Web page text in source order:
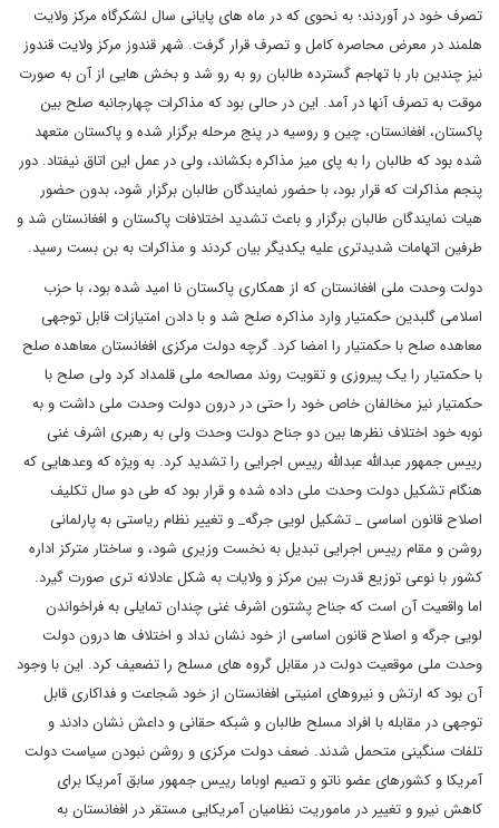
تصرف خود در آوردند؛ به نحوی که در ماه های پایانی سال لشکرگاه مرکز ولایت
هلمند در معرض محاصره کامل و تصرف قرار گرفت. شهر قندوز مرکز ولایت قندوز
نیز چندین بار با تهاجم گسترده طالبان رو به رو شد و بخش هایی از آن به صورت
موقت به تصرف آنها در آمد. این در حالی بود که مذاکرات چهارجانبه صلح بین
پاکستان، افغانستان، چین و روسیه در پنج مرحله برگزار شده و پاکستان متعهد
شده بود که طالبان را به پای میز مذاکره بکشاند، ولی در عمل این اتاق نیفتاد. دور
پنجم مذاکرات که قرار بود، با حضور نمایندگان طالبان برگزار شود، بدون حضور
هیات نمایندگان طالبان برگزار و باعث تشدید اختلافات پاکستان و افغانستان شد و
طرفین اتهامات شدیدتری علیه یکدیگر بیان کردند و مذاکرات به بن بست رسید.
دولت وحدت ملی افغانستان که از همکاری پاکستان نا امید شده بود، با حزب
اسلامی گلبدین حکمتیار وارد مذاکره صلح شد و با دادن امتیازات قابل توجهی
معاهده صلح با حکمتیار را امضا کرد. گرچه دولت مرکزی افغانستان معاهده صلح
با حکمتیار را یک پیروزی و تقویت روند مصالحه ملی قلمداد کرد ولی صلح با
حکمتیار نیز مخالفان خاص خود را حتی در درون دولت وحدت ملی داشت و به
نوبه خود اختلاف نظرها بین دو جناح دولت وحدت ولی به رهبری اشرف غنی
رییس جمهور عبدالله عبدالله رییس اجرایی را تشدید کرد. به ویژه که وعدهایی که
هنگام تشکیل دولت وحدت ملی داده شده و قرار بود که طی دو سال تکلیف
اصلاح قانون اساسی _ تشکیل لویی جرگه_ و تغییر نظام ریاستی به پارلمانی
روشن و مقام رییس اجرایی تبدیل به نخست وزیری شود، و ساختار مترکز اداره
کشور با نوعی توزیع قدرت بین مرکز و ولایات به شکل عادلانه تری صورت گیرد.
اما واقعیت آن است که جناح پشتون اشرف غنی چندان تمایلی به فراخواندن
لویی جرگه و اصلاح قانون اساسی از خود نشان نداد و اختلاف ها درون دولت
وحدت ملی موقعیت دولت در مقابل گروه های مسلح را تضعیف کرد. این با وجود
آن بود که ارتش و نیروهای امنیتی افغانستان از خود شجاعت و فداکاری قابل
توجهی در مقابله با افراد مسلح طالبان و شبکه حقانی و داعش نشان دادند و
تلفات سنگینی متحمل شدند. ضعف دولت مرکزی و روشن نبودن سیاست دولت
آمریکا و کشورهای عضو ناتو و تصیم اوباما رییس جمهور سابق آمریکا برای
کاهش نیرو و تغییر در ماموریت نظامیان آمریکایی مستقر در افغانستان به